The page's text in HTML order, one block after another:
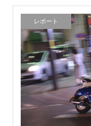
レポート